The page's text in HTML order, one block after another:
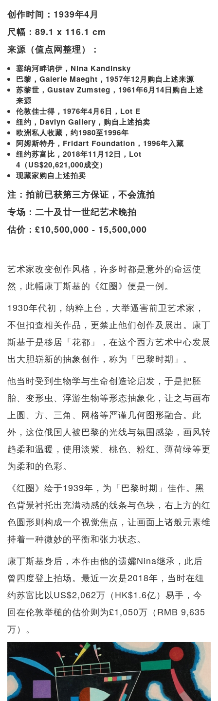
创作时间：1939年4月
尺幅：89.1 x 116.1 cm
来源（值点网整理）：
塞纳河畔讷伊，Nina Kandinsky
巴黎，Galerie Maeght，1957年12月购自上述来源
苏黎世，Gustav Zumsteg，1961年6月14日购自上述
来源
伦敦佳士得，1976年4月6日，Lot E
纽约，Davlyn Gallery，购自上述拍卖
欧洲私人收藏，约1980至1996年
阿姆斯特丹，Fridart Foundation，1996年入藏
纽约苏富比，2018年11月12日，Lot
4（US$20,621,000成交）
现藏家购自上述拍卖
注：拍前已获第三方保证，不会流拍
专场：二十及廿一世纪艺术晚拍
估价：£10,500,000 - 15,500,000
艺术家改变创作风格，许多时都是意外的命运使
然，此幅康丁斯基的《红圈》便是一例。
1930年代初，纳粹上台，大举逼害前卫艺术家，
不但扣查相关作品，更禁止他们创作及展出。康丁
斯基于是移居「花都」，在这个西方艺术中心发展
出大胆崭新的抽象创作，称为「巴黎时期」。
他当时受到生物学与生命创造论启发，于是把胚
胎、变形虫、浮游生物等形态抽象化，让之与画布
上圆、方、三角、网格等严谨几何图形融合。此
外，这位俄国人被巴黎的光线与氛围感染，画风转
趋柔和温暖，使用淡紫、桃色、粉红、薄荷绿等更
为柔和的色彩。
《红圈》绘于1939年，为「巴黎时期」佳作。黑
色背景衬托出充满动感的线条与色块，右上方的红
色圆形则构成一个视觉焦点，让画面上诸般元素维
持着一种微妙的平衡和张力状态。
康丁斯基身后，本作由他的遗孀Nina继承，此后
曾四度登上拍场。最近一次是2018年，当时在纽
约苏富比以US$2,062万（HK$1.6亿）易手，今
回在伦敦举槌的估价则为£1,050万（RMB 9,635
万）。